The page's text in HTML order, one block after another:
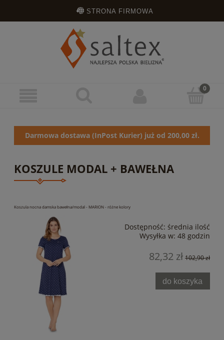
STRONA FIRMOWA
ZAREJESTRUJ SIĘ ZALOGUJ SIĘ
Darmowa dostawa (InPost Kurier) już od 200,00 zł.
KOSZULE MODAL + BAWEŁNA
Koszula nocna damska bawełna/modal - MARION - różne kolory
Dostępność: średnia ilość
Wysyłka w: 48 godzin
82,32 zł 102,90 zł
do koszyka